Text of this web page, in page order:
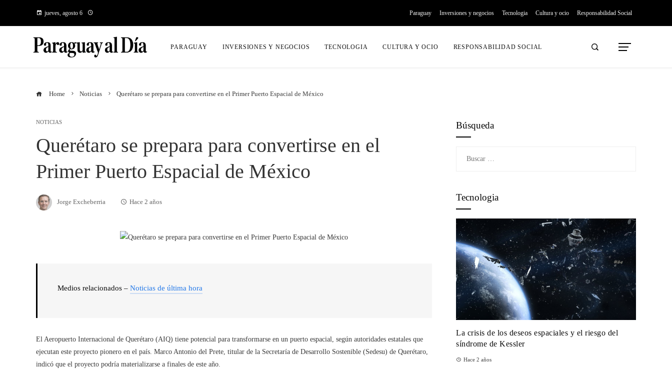
jueves, agosto 6 Paraguay Inversiones y negocios Tecnologia Cultura y ocio Responsabilidad Social
PARAGUAY INVERSIONES Y NEGOCIOS TECNOLOGIA CULTURA Y OCIO RESPONSABILIDAD SOCIAL
Home Noticias Querétaro se prepara para convertirse en el Primer Puerto Espacial de México
NOTICIAS
Querétaro se prepara para convertirse en el
Primer Puerto Espacial de México
Jorge Excheberria Hace 2 años
Medios relacionados – Noticias de última hora
El Aeropuerto Internacional de Querétaro (AIQ) tiene potencial para transformarse en un puerto espacial, según autoridades estatales que
ejecutan este proyecto pionero en el país. Marco Antonio del Prete, titular de la Secretaría de Desarrollo Sostenible (Sedesu) de Querétaro,
indicó que el proyecto podría materializarse a finales de este año.
Búsqueda
Tecnologia
La crisis de los deseos espaciales y el riesgo del
síndrome de Kessler
Hace 2 años